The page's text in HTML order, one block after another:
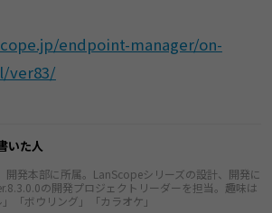
endpoint-manager/on-
ver83/
いた人
開発本部に所属。LanScopeシリーズの設計、開発に
の開発プロジェクトリーダーを担当。趣味は
」「ボウリング」「カラオケ」